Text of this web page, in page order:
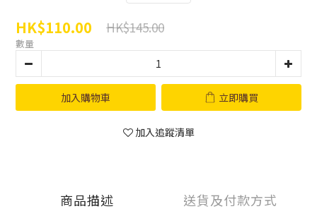
HK$110.00 HK$145.00
數量
加入購物車 立即購買
加入追蹤清單
商品描述 送貨及付款方式